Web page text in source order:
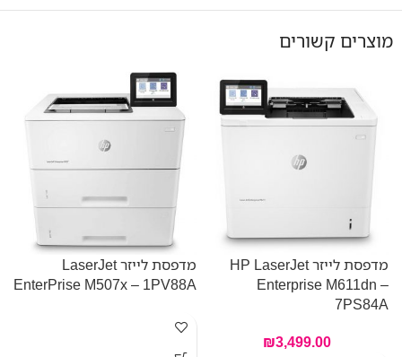
מוצרים קשורים
מדפסת לייזר HP LaserJet
Enterprise M611dn –
7PS84A
₪3,499.00
מדפסת לייזר LaserJet
EnterPrise M507x – 1PV88A